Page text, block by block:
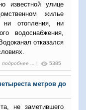
известной улице
жилье
ни отопления, ни
водоснабжения,
отказался
подробнее ... | 5385
метров до
не заметившего